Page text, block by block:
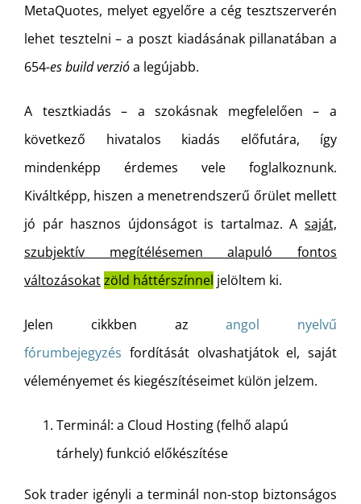
MetaQuotes, melyet egyelőre a cég tesztszerverén
lehet tesztelni – a poszt kiadásának pillanatában a
654-es build verzióa legújabb.
A tesztkiadás – a szokásnak megfelelően – a
következő hivatalos kiadás előfutára, így
mindenképp érdemes vele foglalkoznunk.
Kiváltképp, hiszen a menetrendszerű őrület mellett
jó pár hasznos újdonságot is tartalmaz. A saját,
szubjektív megítélésemen alapuló fontos
változásokatzöld háttérszínnel jelöltem ki.
Jelen cikkben azangol nyelvű
fórumbejegyzés fordítását olvashatjátok el, saját
véleményemet és kiegészítéseimet külön jelzem.
Terminál: a Cloud Hosting (felhő alapú
tárhely) funkció előkészítése
Sok trader igényli a terminál non-stop biztonságos